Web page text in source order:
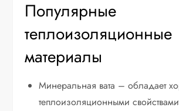
Популярные
теплоизоляционные
материалы
Минеральная вата – обладает
теплоизоляционными